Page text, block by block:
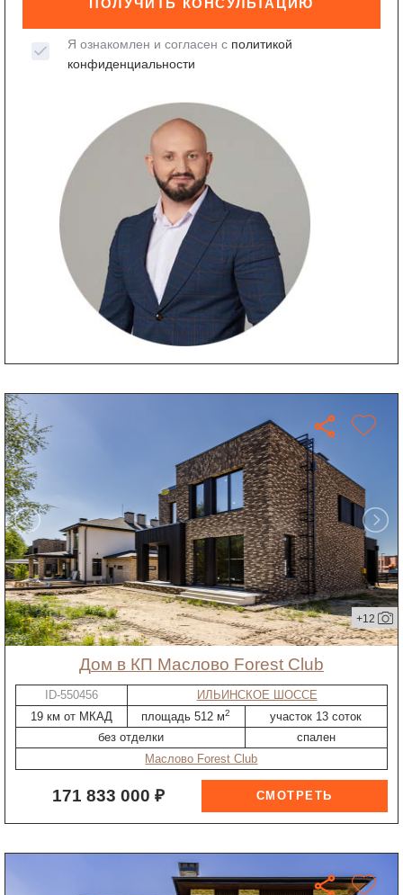
ПОЛУЧИТЬ КОНСУЛЬТАЦИЮ
Я ознакомлен и согласен с политикой
конфиденциальности
+12
дом в КП Маслово Forest Club
ID-550456
ИЛЬИНСКОЕ ШОССЕ
19 км от МКАД
площадь 512 м2
участок 13 соток
без отделки
спален
Маслово Forest Club
171 833 000 ₽